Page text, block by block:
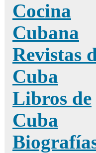
Cocina
Cubana
Revistas
Cuba
Libros de
Cuba